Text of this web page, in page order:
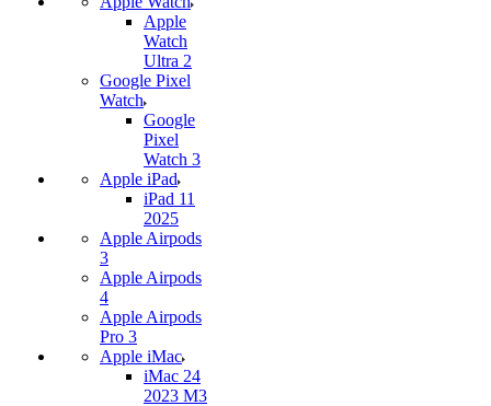
Apple
Watch
Ultra 2
Google Pixel
Watch
Google
Pixel
Watch 3
Apple iPad
iPad 11
2025
Apple Airpods
3
Apple Airpods
4
Apple Airpods
Pro 3
Apple iMac
iMac 24
2023 M3